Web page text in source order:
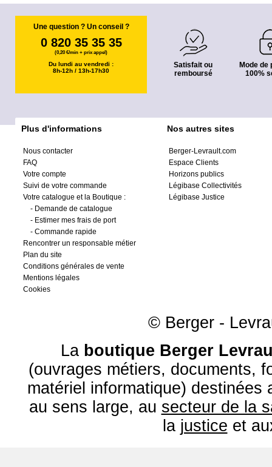
Une question ? Un conseil ?
0 820 35 35 35
(0,20 €/min + prix appel)
Du lundi au vendredi :
8h-12h / 13h-17h30
Satisfait ou
remboursé
Mode de
100%
Plus d'informations
Nous contacter
FAQ
Votre compte
Suivi de votre commande
Votre catalogue et la Boutique :
- Demande de catalogue
- Estimer mes frais de port
- Commande rapide
Rencontrer un responsable métier
Plan du site
Conditions générales de vente
Mentions légales
Cookies
Nos autres sites
Berger-Levrault.com
Espace Clients
Horizons publics
Légibase Collectivités
Légibase Justice
© Berger -
La boutique Berger
(ouvrages métiers, documents,
matériel informatique) destinées
au sens large, au secteur de la
la justice et